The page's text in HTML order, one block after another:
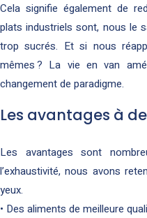
Cela signifie également de
plats industriels sont, nous le
trop sucrés. Et si nous
mêmes ? La vie en van
changement de paradigme.
Les avantages à
Les avantages sont
l’exhaustivité, nous avons
yeux.
• Des aliments de meilleure